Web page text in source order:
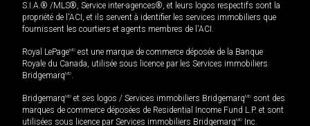
S.I.A.® /MLS®, Service inter-agences®, et leurs logos respectifs sont la
propriété de l'ACI, et ils servent à identifier les services immobiliers que
fournissent les courtiers et agents membres de l'ACI.
Royal LePageMD est une marque de commerce déposée de la Banque
Royale du Canada, utilisée sous licence par les Services immobiliers
BridgemarqMD.
BridgemarqMD et ses logos / Services immobiliers BridgemarqMD sont des
marques de commerce déposées de Residential Income Fund L.P. et sont
utilisées sous licence par Services immobiliers BridgemarqMD Inc.